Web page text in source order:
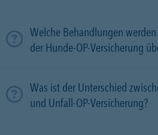
Welche Behandlungen
der Hunde-OP-Versicherung
Was ist der Unterschied
und Unfall-OP-Versicherung?